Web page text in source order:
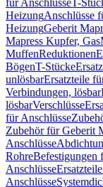
für AnschlüsseT-
HeizungAnschlüsse
HeizungGeberit
Mapress Kupfer, Gas
MuffenReduktionen
BögenT-Stücke
unlösbarErsatzteile
Verbindungen, lösbar
lösbarVerschlüsse
für Anschlüsse
Zubehör für Geberit
Anschlüsse
RohreBefestigungen
Anschlüsse
Anschlüsse